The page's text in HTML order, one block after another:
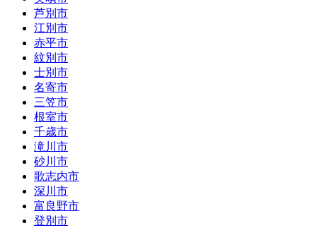
芦別市
江別市
赤平市
紋別市
士別市
名寄市
三笠市
根室市
千歳市
滝川市
砂川市
歌志内市
深川市
富良野市
登別市